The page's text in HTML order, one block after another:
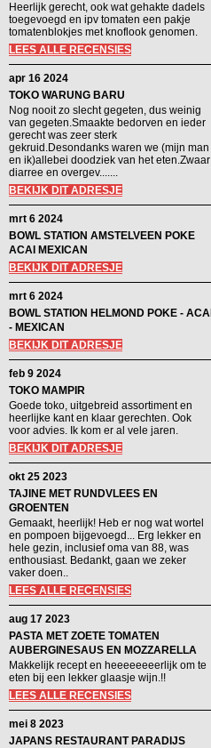
Heerlijk gerecht, ook wat gehakte dadels
toegevoegd en ipv tomaten een pakje
tomatenblokjes met knoflook genomen.
LEES ALLE RECENSIES
apr 16 2024
TOKO WARUNG BARU
Nog nooit zo slecht gegeten, dus weinig
van gegeten.Smaakte bedorven en ieder
gerecht was zeer sterk
gekruid.Desondanks waren we (mijn man
en ik)allebei doodziek van het eten.Zwaar
diarree en overgev.......
BEKIJK DIT ADRESJE
mrt 6 2024
BOWL STATION AMSTELVEEN POKE
ACAI MEXICAN
BEKIJK DIT ADRESJE
mrt 6 2024
BOWL STATION HELMOND POKE - ACAI
- MEXICAN
BEKIJK DIT ADRESJE
feb 9 2024
TOKO MAMPIR
Goede toko, uitgebreid assortiment en
heerlijke kant en klaar gerechten. Ook
voor advies. Ik kom er al vele jaren.
BEKIJK DIT ADRESJE
okt 25 2023
TAJINE MET RUNDVLEES EN
GROENTEN
Gemaakt, heerlijk! Heb er nog wat wortel
en pompoen bijgevoegd... Erg lekker en
hele gezin, inclusief oma van 88, was
enthousiast. Bedankt, gaan we zeker
vaker doen..
LEES ALLE RECENSIES
aug 17 2023
PASTA MET ZOETE TOMATEN
AUBERGINESAUS EN MOZZARELLA
Makkelijk recept en heeeeeeeerlijk om te
eten bij een lekker glaasje wijn.!!
LEES ALLE RECENSIES
mei 8 2023
JAPANS RESTAURANT PARADIJS